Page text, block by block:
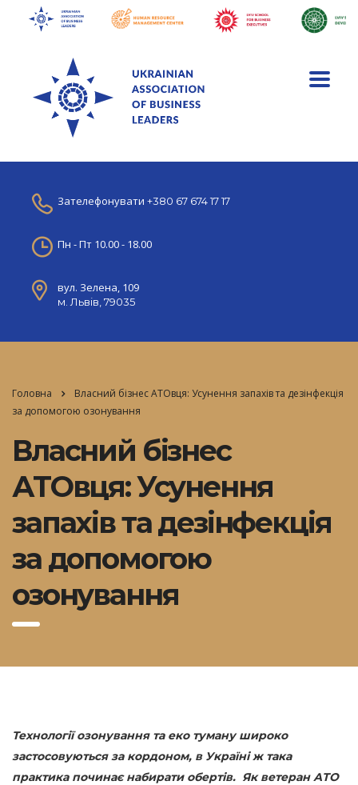
Зателефонувати +380 67 674 17 17
Пн - Пт 10.00 - 18.00
вул. Зелена, 109
м. Львів, 79035
Головна
Власний бізнес АТОвця: Усунення запахів та дезінфекція
за допомогою озонування
Власний бізнес
АТОвця: Усунення
запахів та дезінфекція
за допомогою
озонування
Технології озонування та еко туману широко
застосовуються за кордоном, в Україні ж така
практика починає набирати обертів. Як ветеран АТО